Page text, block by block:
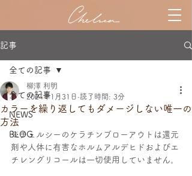
記事
全ての記事
NEWS
BLOG
全ての記事
カラーを繰り返してもダメージしない唯一の
方法
柳澤 利明
2024年1月31日 読了時間: 3分
※チェルシーのケラチンブローアウトは還元
剤や人体に有害なホルムアルデヒドおよびエ
チレングリコールは一切使用していません。